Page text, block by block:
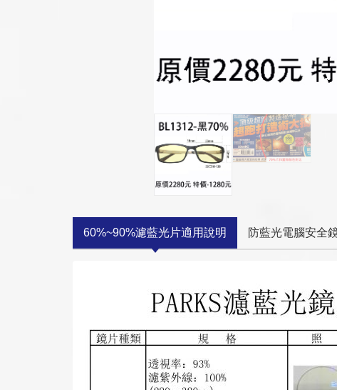
60%~90%濾藍光片適用說明 防藍光電腦安全